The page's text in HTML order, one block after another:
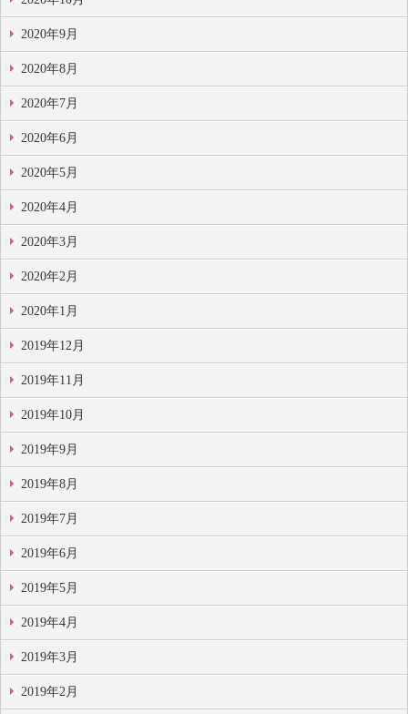
2020年9月
2020年8月
2020年7月
2020年6月
2020年5月
2020年4月
2020年3月
2020年2月
2020年1月
2019年12月
2019年11月
2019年10月
2019年9月
2019年8月
2019年7月
2019年6月
2019年5月
2019年4月
2019年3月
2019年2月